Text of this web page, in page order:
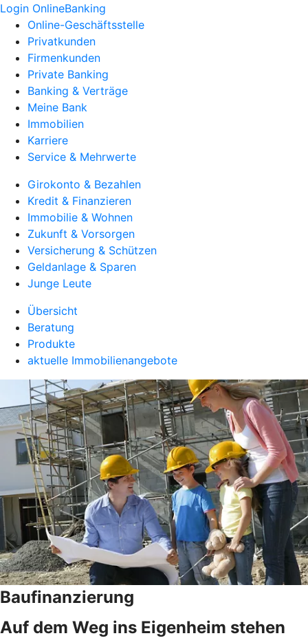
Login OnlineBanking
Online-Geschäftsstelle
Privatkunden
Firmenkunden
Private Banking
Banking & Verträge
Meine Bank
Immobilien
Karriere
Service & Mehrwerte
Girokonto & Bezahlen
Kredit & Finanzieren
Immobilie & Wohnen
Zukunft & Vorsorgen
Versicherung & Schützen
Geldanlage & Sparen
Junge Leute
Übersicht
Beratung
Produkte
aktuelle Immobilienangebote
Baufinanzierung
Auf dem Weg ins Eigenheim stehen